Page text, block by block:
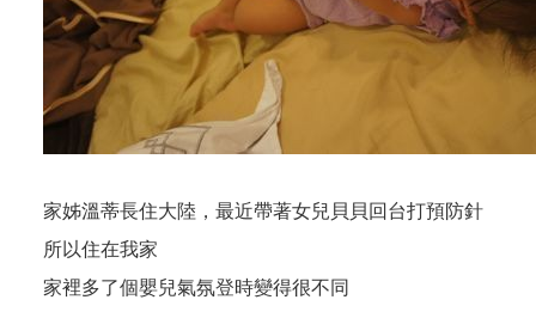
家姊溫蒂長住大陸，最近帶著女兒貝貝回台打預防針
所以住在我家
家裡多了個嬰兒氣氛登時變得很不同